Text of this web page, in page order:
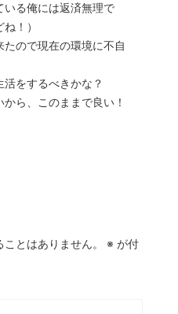
る俺には返済無理で
！）
ので現在の環境に不自
をするべきかな？
ら、このままで良い！
とはありません。 ※ が付